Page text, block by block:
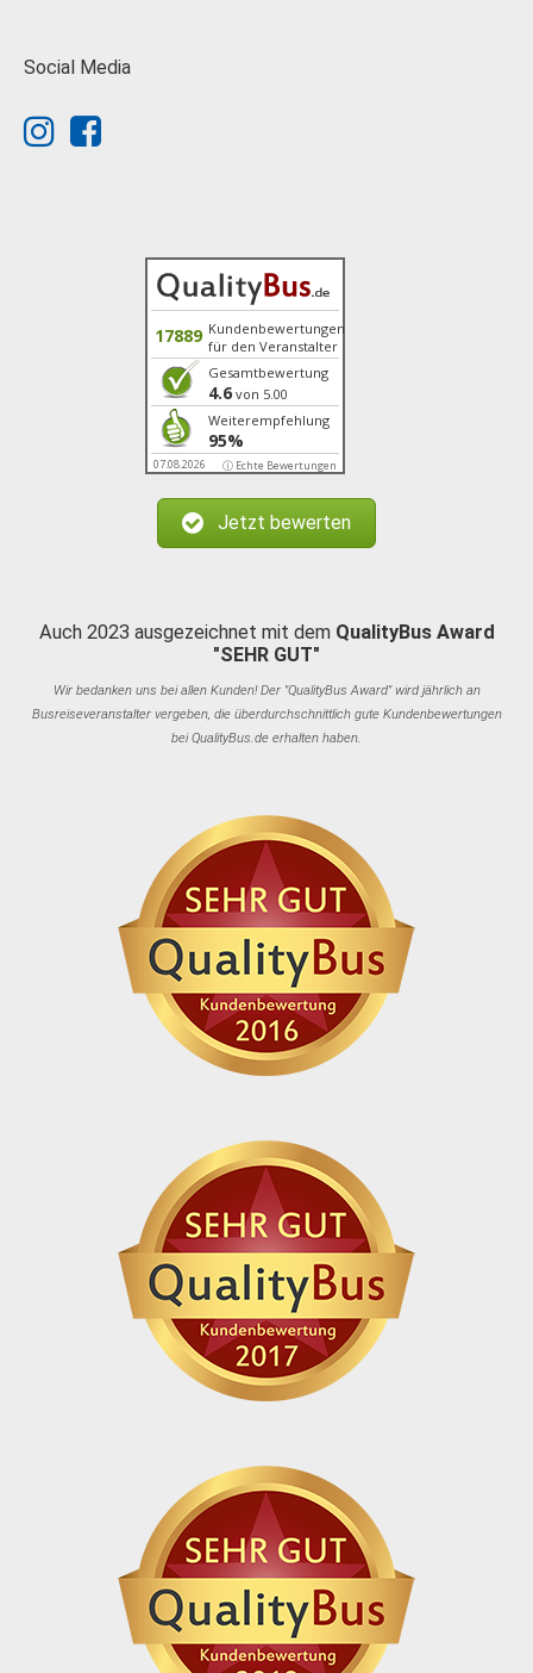
Social Media
17889 Kundenbewertungen
für den Veranstalter
Gesamtbewertung
4.6 von 5.00
Weiterempfehlung
95%
07.08.2026 ⓘ Echte Bewertungen
Jetzt bewerten
Auch 2023 ausgezeichnet mit dem QualityBus Award
"SEHR GUT"
Wir bedanken uns bei allen Kunden! Der "QualityBus Award" wird jährlich an
Busreiseveranstalter vergeben, die überdurchschnittlich gute Kundenbewertungen
bei QualityBus.de erhalten haben.